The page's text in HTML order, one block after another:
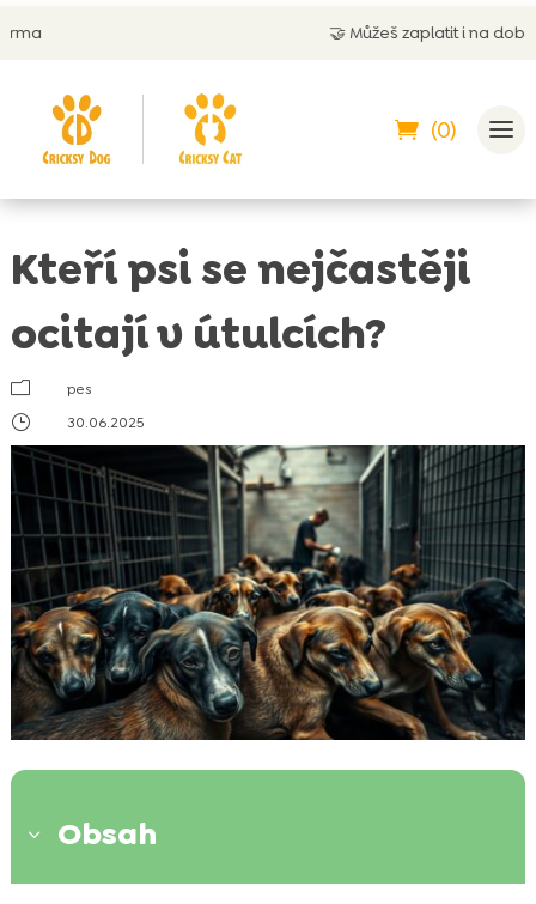
Můžeš zaplatit i na dobírku
(0)
Kteří psi se nejčastěji
ocitají v útulcích?
m
pes
}
30.06.2025
3 Obsah